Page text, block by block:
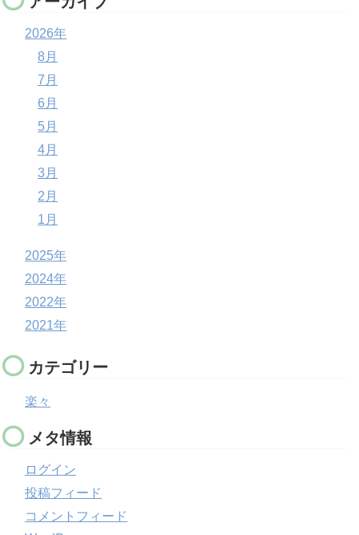
2026年
8月
7月
6月
5月
4月
3月
2月
1月
2025年
2024年
2022年
2021年
カテゴリー
楽々
メタ情報
ログイン
投稿フィード
コメントフィード